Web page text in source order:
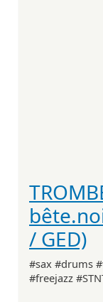
/ GED)
#sax #drums
#freejazz